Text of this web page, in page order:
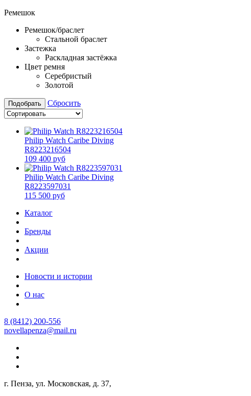
Ремешок
Ремешок/браслет
Стальной браслет
Застежка
Раскладная застёжка
Цвет ремня
Серебристый
Золотой
Подобрать Сбросить
Philip Watch Caribe Diving
R8223216504
109 400 руб
Philip Watch Caribe Diving
R8223597031
115 500 руб
Каталог
Бренды
Акции
Новости и истории
О нас
8 (8412) 200-556
novellapenza@mail.ru
г. Пенза, ул. Московская, д. 37,